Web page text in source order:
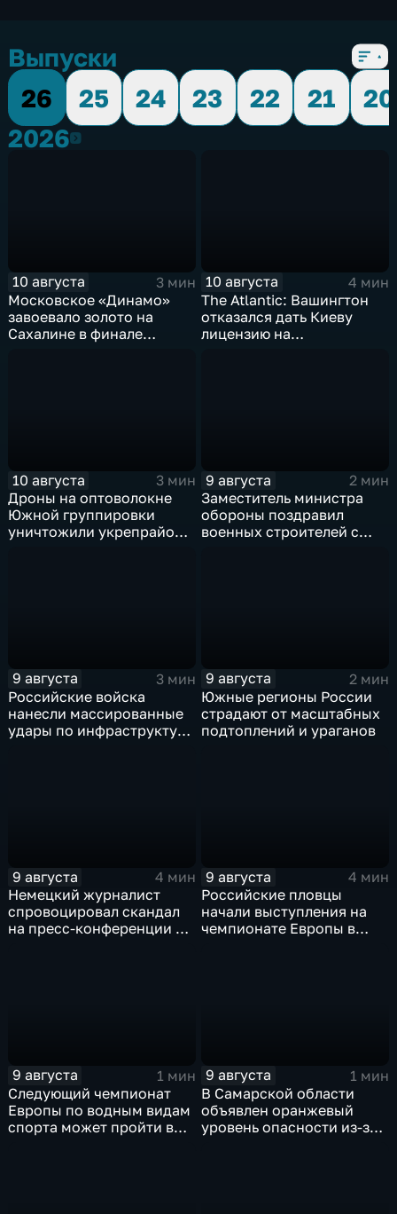
Выпуски
26
25 24 23 22 21
20
20262026
10 августа
3 мин
Московское «Динамо»
завоевало золото на
Сахалине в финале
10 августа
4 мин
The Atlantic: Вашингтон
отказался дать Киеву
лицензию на
10 августа
3 мин
Дроны на оптоволокне
Южной группировки
уничтожили укрепрайон
9 августа
2 мин
Заместитель министра
обороны поздравил
военных строителей с
9 августа
3 мин
Российские войска
нанесли массированные
удары по инфраструктуре
9 августа
2 мин
Южные регионы России
страдают от масштабных
подтоплений и ураганов
9 августа
4 мин
Немецкий журналист
спровоцировал скандал
на пресс-конференции в
9 августа
4 мин
Российские пловцы
начали выступления на
чемпионате Европы в
9 августа
1 мин
Следующий чемпионат
Европы по водным видам
спорта может пройти в
9 августа
1 мин
В Самарской области
объявлен оранжевый
уровень опасности из-за